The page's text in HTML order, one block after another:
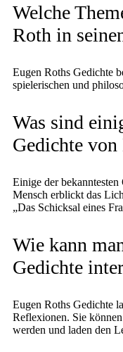
Welche
Roth in
Eugen Roths Gedichte
spielerischen und
Was sind
Gedichte
Einige der
Mensch erblickt das
„Das Schicksal eines
Wie kann
Gedichte
Eugen Roths Gedichte
Reflexionen. Sie
werden und laden den